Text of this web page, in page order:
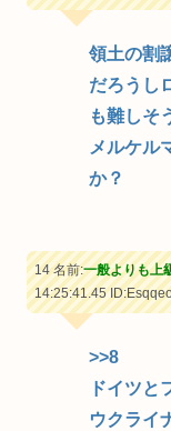
領土の割
だろうし
も難しそ
メルケル
か？
14 名前:一般よりも上
14:25:41.45
>>8
ドイツと
ウクライ